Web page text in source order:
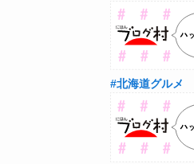
#北海道グルメ